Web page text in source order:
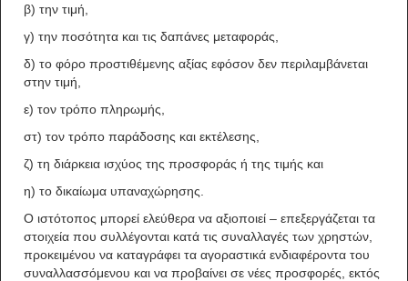
β) την τιμή,
γ) την ποσότητα και τις δαπάνες μεταφοράς,
δ) το φόρο προστιθέμενης αξίας εφόσον δεν περιλαμβάνεται
στην τιμή,
ε) τον τρόπο πληρωμής,
στ) τον τρόπο παράδοσης και εκτέλεσης,
ζ) τη διάρκεια ισχύος της προσφοράς ή της τιμής και
η) το δικαίωμα υπαναχώρησης.
Ο ιστότοπος μπορεί ελεύθερα να αξιοποιεί – επεξεργάζεται τα
στοιχεία που συλλέγονται κατά τις συναλλαγές των χρηστών,
προκειμένου να καταγράφει τα αγοραστικά ενδιαφέροντα του
συναλλασσόμενου και να προβαίνει σε νέες προσφορές, εκτός